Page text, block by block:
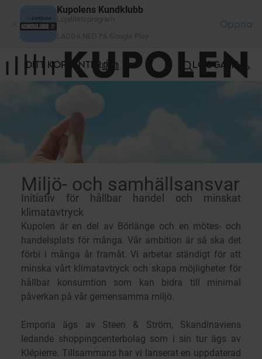
Kupolens Kundklubb
Öppna
DITT KÖPCENTER LOGGA IN
Miljö- och samhällsansvar
Initiativ för hållbar handel och minskat
klimatavtryck
Kupolen är en del av Börlänge och en mötes- och
handelsplats för många. Vår ambition är så ska det
förbi i många år framåt. Vi arbetar ständigt för att
minska vårt klimatavtryck och skapa möjligheter för
hållbar konsumtion som kan bidra till minimal
påverkan på vår gemensamma miljö.
Emporia ägs av Steen & Ström, Skandinaviens
ledande shoppingcenterbolag som i sin tur ägs av
Klépierre. Tillsammans har vi lanserat en uppdaterad
Cookie- hanteringspanel